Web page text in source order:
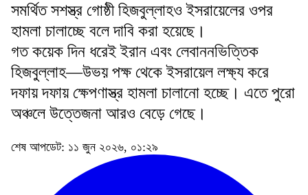
সমর্থিত সশস্ত্র গোষ্ঠী হিজবুল্লাহও ইসরায়েলের ওপর
হামলা চালাচ্ছে বলে দাবি করা হয়েছে।
গত কয়েক দিন ধরেই ইরান এবং লেবাননভিত্তিক
হিজবুল্লাহ—উভয় পক্ষ থেকে ইসরায়েল লক্ষ্য করে
দফায় দফায় ক্ষেপণাস্ত্র হামলা চালানো হচ্ছে। এতে পুরো
অঞ্চলে উত্তেজনা আরও বেড়ে গেছে।
শেষ আপডেট: ১১ জুন ২০২৬, ০১:২৯